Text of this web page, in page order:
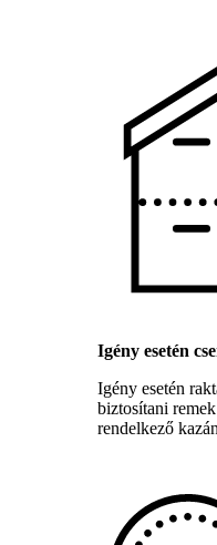
Igény esetén
Igény esetén
biztosítani
rendelkező